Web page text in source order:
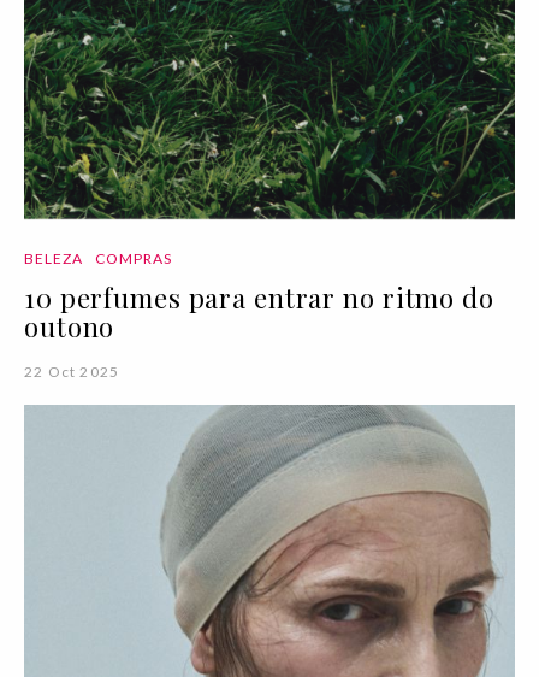
BELEZA COMPRAS
10 perfumes para entrar no ritmo do
outono
22 Oct 2025